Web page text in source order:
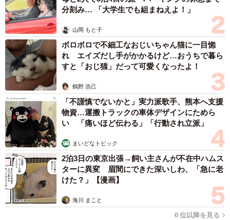
分刻み… 「大学生でも組まねえよ！」
山岡 もと子
ボロボロで不細工なおじいちゃん猫に一目惚
れ エイズだし手がかかるけど…おうちで暮ら
すと「おじ猫」だって可愛くなったよ！
鶴野 浩己
「不謹慎でないかと」実力派歌手、熊本へ支援
物資…運搬トラックの車体デザインにためら
い 「痛いほど伝わる」「行動され立派」
まいどなトピック
2泊3日の東京出張→飼い主さんが不在中ハムス
ターに異変 眉間にできた深いしわ、「急に老
けた？」【漫画】
海川 まこと
６位以降を見る